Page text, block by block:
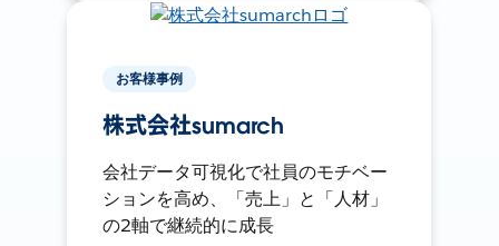
お客様事例
株式会社sumarch
会社データ可視化で社員のモチベー
ションを高め、「売上」と「人材」
の2軸で継続的に成長